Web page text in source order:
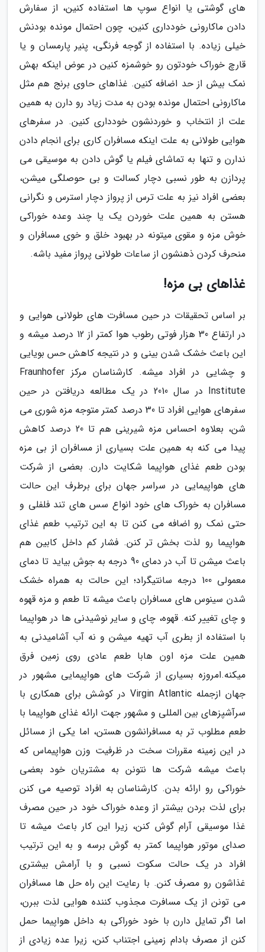
های گوشتی یا انواع سوپ ها استفاده کنین، از سفارش
دادن ماکارونی خودداری کنین، چون احتمال مونده بودنش
خیلی زیاده. با استفاده از گوجه فرنگی، پنیر پارمسان و یا
قارچ خوراک خودتون رو خوشمزه کنین در عوض اینکه بهش
نمک بیش از حد اضافه کنین. غذاهای حاوی برنج هم مثل
ماکارونی احتمال مونده بودن به مدت زیاد رو دارن به همین
علت از انتخاب و خوردنشون خودداری کنین. در سفرهای
هوایی طولانی به علت اینکه مسافران کاری برای انجام دادن
ندارن و تنها به تماشای فیلم یا گوش دادن به موسیقی می
پردازن به طور نسبی دچار کسالت و بی حوصلگی میشن،
بعضی افراد نیز به علت ترس از پرواز دچار استرس و نگرانی
هستن به همین علت خوردن یک یا چند وعده خوراکی
خوش مزه و مقوی میتونه در بهبود خلق و خوی مسافران و
منحرف کردن ذهنشون از ساعات طولانی پرواز مفید باشه.
غذاهای بی مزه!
بر اساس تحقیقات در حین مسافرت های طولانی هوایی و
در ارتفاع 30 هزار فوتی رطوب هوا کمتر از 12 درصد میشه و
این باعث خشک شدن بینی و در نتیجه کاهش حس بویایی
و چشایی در افراد میشه. کارشناسان مرکز Fraunhofer
Institute در سال 2010 در یک مطالعه دریافتن در حین
سفرهای هوایی افراد تا 30 درصد کمتر متوجه مزه شوری می
شن، بعلاوه احساس مزه شیرینی هم تا 20 درصد کاهش
پیدا می کنه به همین علت بسیاری از مسافران از بی مزه
بودن طعم غذای هواپیما شکایت دارن. بعضی از شرکت
های هواپیمایی در سراسر جهان برای برطرف این حالت
مسافران به خوراک های خود انواع سس های تند فلفلی و
حتی نمک رو اضافه می کنن تا به این ترتیب طعم غذای
هواپیما رو لذت بخش تر کنن. فشار کم داخل کابین هم
باعث میشن تا آب در دمای 90 درجه به جوش بیاید تا دمای
معمولی 100 درجه سانتیگراد؛ این حالت به همراه خشک
شدن سینوس های مسافران باعث میشه تا طعم و مزه قهوه
و چای تغییر کنه. قهوه، چای و سایر نوشیدنی ها در هواپیما
با استفاده از بطری آب تهیه میشن و نه آب آشامیدنی به
همین علت مزه اون هابا طعم عادی روی زمین فرق
میکنه.امروزه بسیاری از شرکت های هواپیمایی مشهور در
جهان ازجمله Virgin Atlantic در کوشش برای همکاری با
سرآشپزهای بین المللی و مشهور جهت ارائه غذای هواپیما با
طعم مطلوب تر به مسافرانشون هستن، اما یکی از مسائل
در این زمینه مقررات سخت در ظرفیت وزن هواپیماس که
باعث میشه شرکت ها نتونن به مشتریان خود بعضی
خوراکی رو ارائه بدن. کارشناسان به افراد توصیه می کنن
برای لذت بردن بیشتر از وعده خوراک خود در حین مصرف
غذا موسیقی آرام گوش کنن، زیرا این کار باعث میشه تا
صدای موتور هواپیما کمتر به گوش برسه و به این ترتیب
افراد در یک حالت سکوت نسبی و با آرامش بیشتری
غذاشون رو مصرف کنن. با رعایت این راه حل ها مسافران
می تونن از یک مسافرت مجذوب کننده هوایی لذت ببرن،
اما اگر تمایل دارن با خود خوراکی به داخل هواپیما حمل
کنن از مصرف بادام زمینی اجتناب کنن، زیرا عده زیادی از